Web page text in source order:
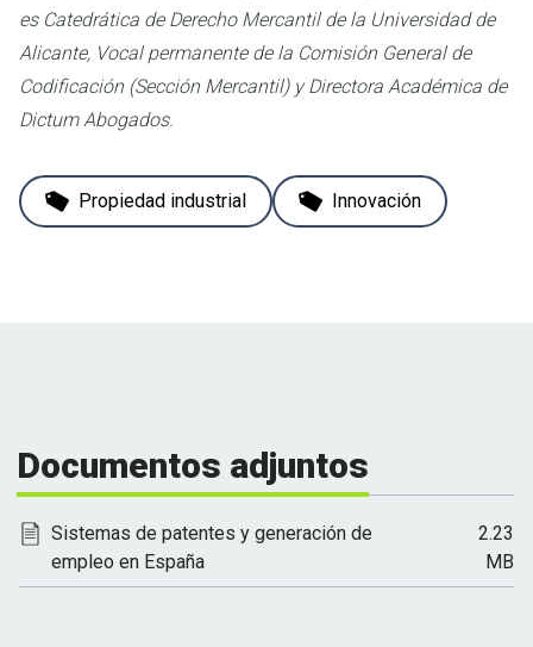
es Catedrática de Derecho Mercantil de la Universidad de
Alicante, Vocal permanente de la Comisión General de
Codificación (Sección Mercantil) y Directora Académica de
Dictum Abogados.
Propiedad industrial Innovación
Documentos adjuntos
Sistemas de patentes y generación de
empleo en España
2.23
MB